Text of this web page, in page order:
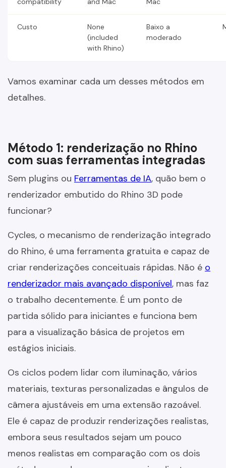
Custo
None
(included
with Rhino)
Baixo a
moderado
Vamos examinar cada um desses métodos em
detalhes.
Método 1: renderização no Rhino
com suas ferramentas integradas
Sem plugins ou Ferramentas de IA, quão bem o
renderizador embutido do Rhino 3D pode
funcionar?
Cycles, o mecanismo de renderização integrado
do Rhino, é uma ferramenta gratuita e capaz de
criar renderizações conceituais rápidas. Não é o
renderizador mais avançado disponível, mas faz
o trabalho decentemente. É um ponto de
partida sólido para iniciantes e funciona bem
para a visualização básica de projetos em
estágios iniciais.
Os ciclos podem lidar com iluminação, vários
materiais, texturas personalizadas e ângulos de
câmera ajustáveis em uma extensão razoável.
Ele é capaz de produzir renderizações realistas,
embora seus resultados sejam um pouco
menos realistas em comparação com os dois